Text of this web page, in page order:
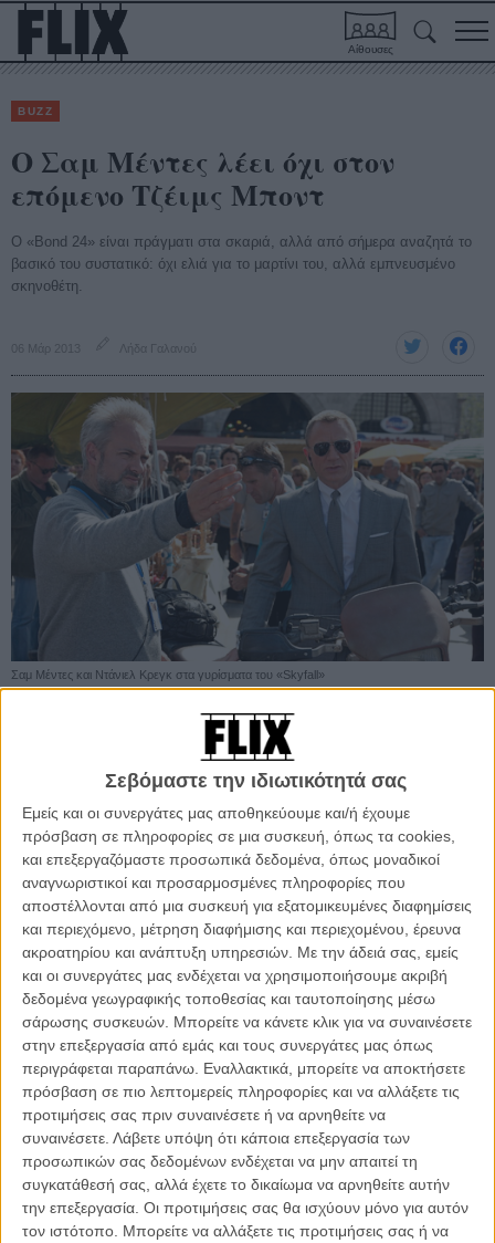
Σεβόμαστε την ιδιωτικότητά σας
Εμείς και οι συνεργάτες μας αποθηκεύουμε και/ή έχουμε
πρόσβαση σε πληροφορίες σε μια συσκευή, όπως τα cookies,
και επεξεργαζόμαστε προσωπικά δεδομένα, όπως μοναδικοί
αναγνωριστικοί και προσαρμοσμένες πληροφορίες που
αποστέλλονται από μια συσκευή για εξατομικευμένες διαφημίσεις
και περιεχόμενο, μέτρηση διαφήμισης και περιεχομένου, έρευνα
ακροατηρίου και ανάπτυξη υπηρεσιών. Με την άδειά σας, εμείς
και οι συνεργάτες μας ενδέχεται να χρησιμοποιήσουμε ακριβή
δεδομένα γεωγραφικής τοποθεσίας και ταυτοποίησης μέσω
σάρωσης συσκευών. Μπορείτε να κάνετε κλικ για να συναινέσετε
στην επεξεργασία από εμάς και τους συνεργάτες μας όπως
περιγράφεται παραπάνω. Εναλλακτικά, μπορείτε να αποκτήσετε
πρόσβαση σε πιο λεπτομερείς πληροφορίες και να αλλάξετε τις
προτιμήσεις σας πριν συναινέσετε ή να αρνηθείτε να
συναινέσετε. Λάβετε υπόψη ότι κάποια επεξεργασία των
προσωπικών σας δεδομένων ενδέχεται να μην απαιτεί τη
συγκατάθεσή σας, αλλά έχετε το δικαίωμα να αρνηθείτε αυτήν
την επεξεργασία. Οι προτιμήσεις σας θα ισχύουν μόνο για αυτόν
τον ιστότοπο. Μπορείτε να αλλάξετε τις προτιμήσεις σας ή να
Αίθουσες
BUZZ
Ο Σαμ Μέντες λέει όχι στον
επόμενο Τζέιμς Μποντ
Ο «Bond 24» είναι πράγματι στα σκαριά, αλλά από σήμερα αναζητά το
βασικό του συστατικό: όχι ελιά για το μαρτίνι του, αλλά εμπνευσμένο
σκηνοθέτη.
06 Μάρ 2013 Λήδα Γαλανού
Σαμ Μέντες και Ντάνιελ Κρεγκ στα γυρίσματα του «Skyfall»
Προσθέστε το Flix στις προτιμήσεις σας στο
Google
Μπορεί το «Skyfall», η τελευταία περιπέτεια του Πράκτορα 007 που
σκηνοθέτησε ο Σαμ Μέντες να είναι η πιο επιτυχημένη στην ιστορία
της κινηματογραφικής σειράς, αλλά ο δημιουργός της αποφάσισε,
απρόσμενα, να πει «όχι» στο επερχόμενο «Bond 24», προκειμένου
να συγκεντρωθεί στις θεατρικές δουλειές του!
«Δυσκολεύτηκα πολύ», λέει ο Σαμ Μέντες σε συνέντευξή του στο
Empire
, «να απορρίψω την πολύ γενναιόδωρη πρόταση του Μάικλ
Τζι Γουίλσον και της Μπάρμπαρα Μπροκόλι να σκηνοθετήσω την
επόμενη ταινία του Μποντ. Το ‘Skyfall’ ήταν μια από τις καλύτερες
εμπειρίες στην επαγγελματική μου ζωή, αλλά έχω δεσμεύσεις στο
θέατρο και σε άλλες συνεργασίες, όπως στις παραγωγές του
Βασιλιά Λιρ και του Charlie and the Chocolate Factory που
απαιτούν την αμέριστη προσοχή μου την ερχόμενη χρονιά κι ακόμα
παραπέρα. Είναι μεγάλη τιμή για μένα που υπήρξα μέρος της
οικογένειας του Μποντ κι ελπίζω ολόψυχα να έχω την ευκαιρία να
συνεργαστώ μαζί τους ξανά κάποια στιγμή στο μέλλον.»